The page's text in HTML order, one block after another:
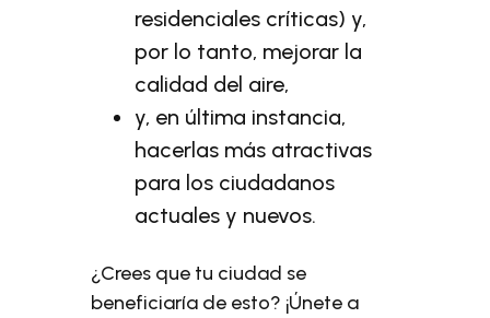
residenciales críticas) y,
por lo tanto, mejorar la
calidad del aire,
y, en última instancia,
hacerlas más atractivas
para los ciudadanos
actuales y nuevos.
¿Crees que tu ciudad se
beneficiaría de esto? ¡Únete a